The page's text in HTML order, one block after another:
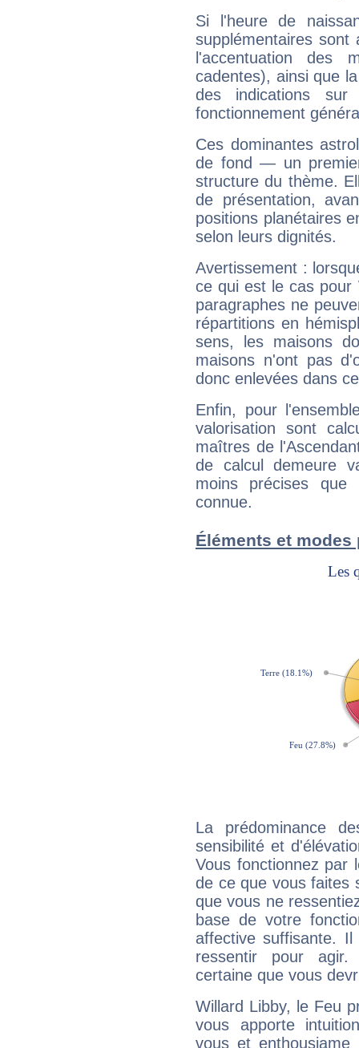
Si l'heure de
supplémentaires sont
l'accentuation des
cadentes), ainsi que
des indications sur
fonctionnement
Ces dominantes
de fond — un
structure du thème.
de présentation,
positions planétaires
selon leurs dignités.
Avertissement :
ce qui est le cas pour
paragraphes ne
répartitions en
sens, les maisons
maisons n'ont pas
donc enlevées dans
Enfin, pour
valorisation sont
maîtres de
de calcul demeure
moins précises que
connue.
Éléments et
La prédominance
sensibilité et
Vous fonctionnez
de ce que vous faites
que vous ne
base de votre
affective suffisante.
ressentir pour agir.
certaine que vous
Willard Libby, le Feu
vous apporte
vous et